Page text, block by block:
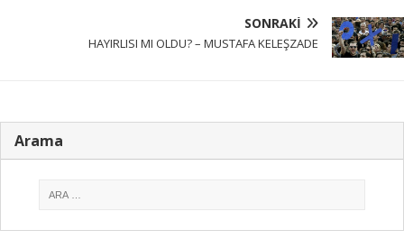
SONRAKI
HAYIRLISI MI OLDU? – MUSTAFA KELEŞZADE
Arama